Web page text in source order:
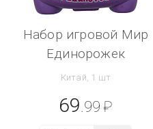
Набор игровой Мир
Единорожек
Китай, 1 шт
69 .99 ₽